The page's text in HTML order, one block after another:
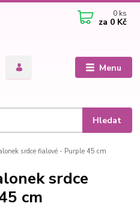
Menu
Hledat
0 ks
za 0 Kč
srdce fialové - Purple 45 cm
srdce
cm